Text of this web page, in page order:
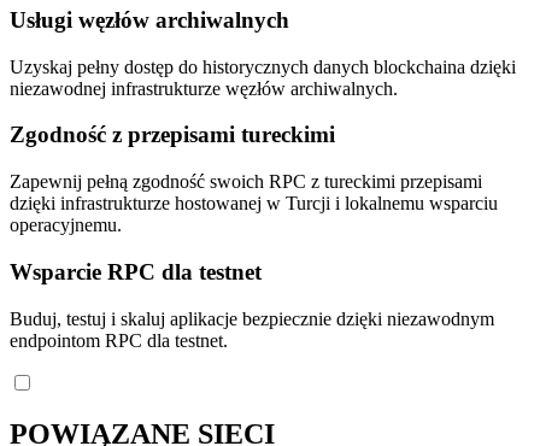
Usługi węzłów archiwalnych
Uzyskaj pełny dostęp do historycznych danych blockchaina dzięki
niezawodnej infrastrukturze węzłów archiwalnych.
Zgodność z przepisami tureckimi
Zapewnij pełną zgodność swoich RPC z tureckimi przepisami
dzięki infrastrukturze hostowanej w Turcji i lokalnemu wsparciu
operacyjnemu.
Wsparcie RPC dla testnet
Buduj, testuj i skaluj aplikacje bezpiecznie dzięki niezawodnym
endpointom RPC dla testnet.
POWIĄZANE SIECI